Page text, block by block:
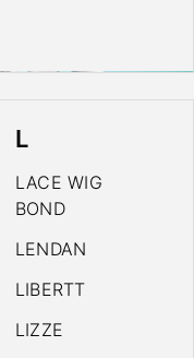
L
LACE WIG
BOND
LENDAN
LIBERTT
LIZZE